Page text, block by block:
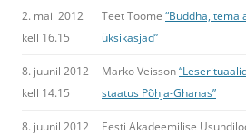
2. mail 2012
kell 16.15
Teet Toome “Buddha, tema
üksikasjad”
8. juunil 2012
kell 14.15
Marko Veisson
staatus Põhja-Ghanas”
8. juunil 2012
Eesti Akadeemilise